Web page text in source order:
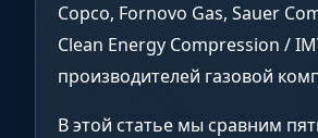
Copco, Fornovo Gas, Sauer
Clean Energy Compression /
производителей газовой
В этой статье мы сравним